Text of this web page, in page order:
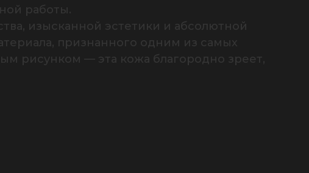
работы.
изысканной эстетики и абсолютной
признанного одним из самых
рисунком — эта кожа благородно зреет,